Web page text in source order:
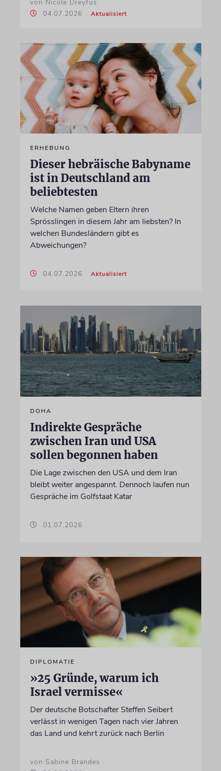
von Nicole Dreyfus
04.07.2026
Aktualisiert
ERHEBUNG
Dieser hebräische Babyname
ist in Deutschland am
beliebtesten
Welche Namen geben Eltern ihren
Sprösslingen in diesem Jahr am liebsten? In
welchen Bundesländern gibt es
Abweichungen?
04.07.2026 Aktualisiert
DOHA
Indirekte Gespräche
zwischen Iran und USA
sollen begonnen haben
Die Lage zwischen den USA und dem Iran
bleibt weiter angespannt. Dennoch laufen nun
Gespräche im Golfstaat Katar
01.07.2026
DIPLOMATIE
»25 Gründe, warum ich
Israel vermisse«
Der deutsche Botschafter Steffen Seibert
verlässt in wenigen Tagen nach vier Jahren
das Land und kehrt zurück nach Berlin
von Sabine Brandes